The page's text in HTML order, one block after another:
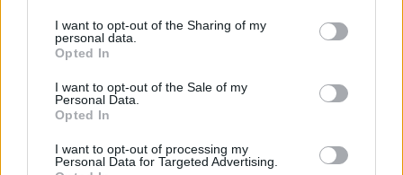
I want to opt-out of the Sharing of my
personal data.
Opted In
I want to opt-out of the Sale of my
Personal Data.
Opted In
I want to opt-out of processing my
Personal Data for Targeted Advertising.
Esposende acolhe festival de kitesurf
COMENTÁRIOS RECENTES
ÚLTIMAS DESTAQUE VIDEOS